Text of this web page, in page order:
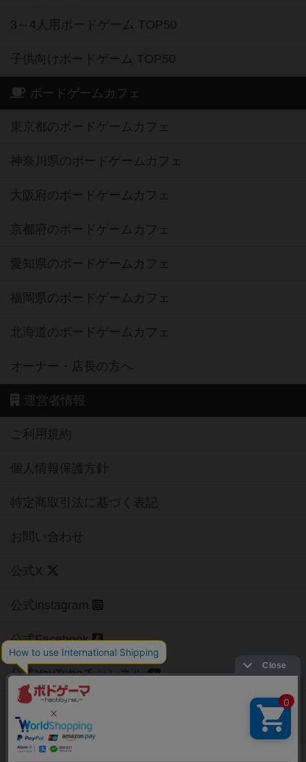
3～4人用ボードゲーム TOP50
子供向けボードゲーム TOP50
ボードゲームカフェ
東京都のボードゲームカフェ
神奈川県のボードゲームカフェ
大阪府のボードゲームカフェ
京都府のボードゲームカフェ
愛知県のボードゲームカフェ
福岡県のボードゲームカフェ
北海道のボードゲームカフェ
オーナー・店長の方へ
運営者情報
ご利用規約
個人情報保護方針
特定商取引法に基づく表記
お問い合わせ
公式X
公式instagram
公式Facebook
公式YouTubeチャンネル